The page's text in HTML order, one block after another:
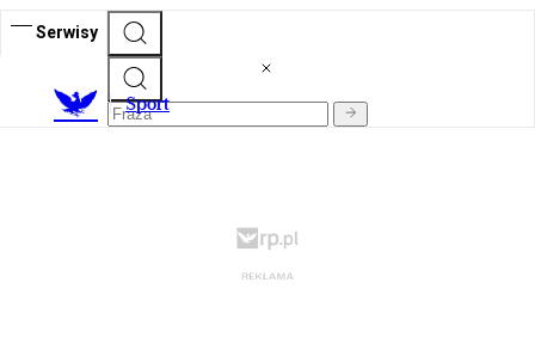
Serwisy
Sport